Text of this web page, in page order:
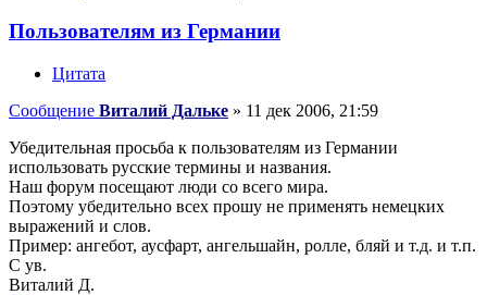
Пользователям из Германии
Цитата
Сообщение Виталий Дальке » 11 дек 2006, 21:59
Убедительная просьба к пользователям из Германии
использовать русские термины и названия.
Наш форум посещают люди со всего мира.
Поэтому убедительно всех прошу не применять немецких
выражений и слов.
Пример: ангебот, аусфарт, ангельшайн, ролле, бляй и т.д. и т.п.
С ув.
Виталий Д.